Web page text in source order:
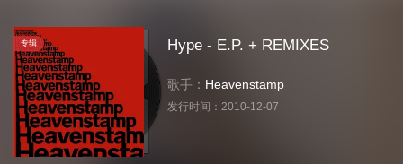
专辑 Hype - E.P. + REMIXES
歌手： Heavenstamp
发行时间： 2010-12-07